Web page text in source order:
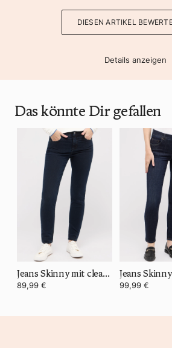
DIESEN ARTIKEL
Details anzeigen
Das könnte Dir gefallen
Jeans Skinny mit cleanem Denim
89,99 € 99,99 €